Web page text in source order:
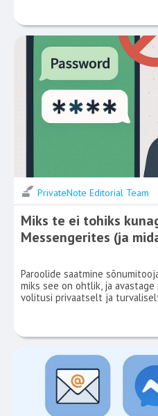
PrivateNote Editorial Team
Miks te ei tohiks
Messengerites (ja
Paroolide saatmine
miks see on ohtlik, ja avastage
volitusi privaatselt ja